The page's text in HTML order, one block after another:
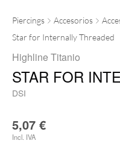
Piercings Accesorios
Star for Internally Threaded
Highline Titanio
STAR FOR
DSI
5,07 €
Incl. IVA